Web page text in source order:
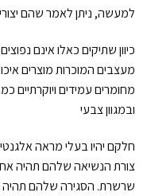
למעשה, ניתן לאמר שהם
כיוון שתיקים כאלו אינם
מעצבים המוכרות מוצרים
מחומרים עמידים ויוקרתיים
ובמגוון צבעי
חלקם יהיו בעלי מראה
צורת הנשיאה שלהם תהיה
שרשרת. הסגירה שלהם תהיה